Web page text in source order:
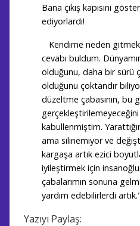
Bana çıkış kapısını
ediyorlardı!
Kendime neden
cevabı buldum.
olduğunu, daha bir sürü
olduğunu çoktandır
düzeltme çabasının, bu
kabullenmiştim.
ama silinemiyor ve
kargaşa artık ezici
iyileştirmek için
çabalarımın sonuna
yardım edebilirlerdi artık."
Yazıyı Paylaş: